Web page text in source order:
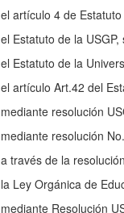
el artículo 4 de
el Estatuto de la
el Estatuto de la
el artículo Art.42 del
mediante resolución
mediante resolución
a través de la
la Ley Orgánica de
mediante Resolución